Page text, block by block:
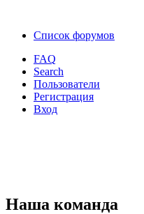
Список форумов
FAQ
Search
Пользователи
Регистрация
Вход
Наша команда